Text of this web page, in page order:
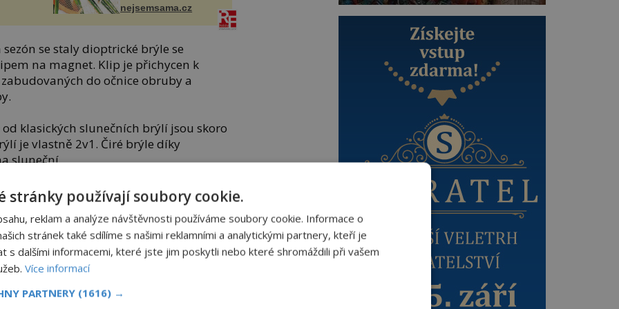
nejsemsama.cz
se staly dioptrické brýle se
na magnet. Klip je přichycen k
do očnice obruby a
klasických slunečních brýlí jsou skoro
je vlastně 2v1. Čiré brýle díky
sluneční.
stále zabarvené sluneční dioptrické
obruby. Vytvoříte si tak vlastní dámské
brýle.
brýle, nechcete u sebe neustále nosit
mohou být fotochromatické čočky. Ty
světla.
stránky používají soubory cookie.
reklam a analýze návštěvnosti používáme soubory cookie. Informace o
stránek také sdílíme s našimi reklamními a analytickými partnery, kteří je
s dalšími informacemi, které jste jim poskytli nebo které shromáždili při vašem
Více informací
PARTNERY (1616) →